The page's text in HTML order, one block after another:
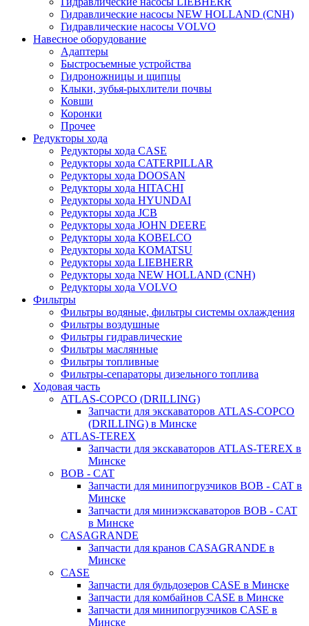
Гидравлические насосы NEW HOLLAND (CNH)
Гидравлические насосы VOLVO
Навесное оборудование
Адаптеры
Быстросъемные устройства
Гидроножницы и щипцы
Клыки, зубья-рыхлители почвы
Ковши
Коронки
Прочее
Редукторы хода
Редукторы хода CASE
Редукторы хода CATERPILLAR
Редукторы хода DOOSAN
Редукторы хода HITACHI
Редукторы хода HYUNDAI
Редукторы хода JCB
Редукторы хода JOHN DEERE
Редукторы хода KOBELCO
Редукторы хода KOMATSU
Редукторы хода LIEBHERR
Редукторы хода NEW HOLLAND (CNH)
Редукторы хода VOLVO
Фильтры
Фильтры водяные, фильтры системы охлаждения
Фильтры воздушные
Фильтры гидравлические
Фильтры маслянные
Фильтры топливные
Фильтры-сепараторы дизельного топлива
Ходовая часть
ATLAS-COPCO (DRILLING)
Запчасти для экскаваторов ATLAS-COPCO
(DRILLING) в Минске
ATLAS-TEREX
Запчасти для экскаваторов ATLAS-TEREX в
Минске
BOB - CAT
Запчасти для минипогрузчиков BOB - CAT в
Минске
Запчасти для миниэкскаваторов BOB - CAT
в Минске
CASAGRANDE
Запчасти для кранов CASAGRANDE в
Минске
CASE
Запчасти для бульдозеров CASE в Минске
Запчасти для комбайнов CASE в Минске
Запчасти для минипогрузчиков CASE в
Минске